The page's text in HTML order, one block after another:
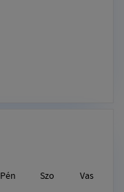
Pén Szo Vas